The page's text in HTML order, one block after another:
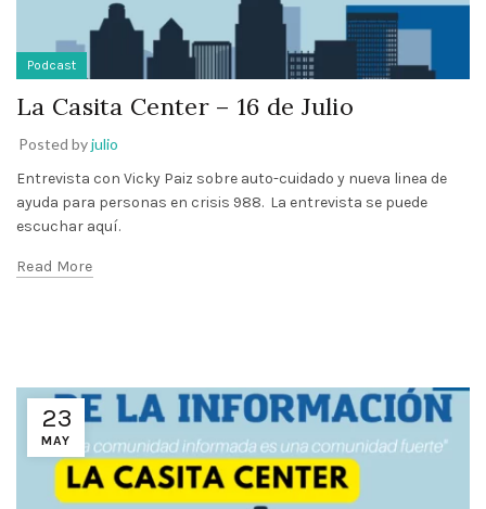
Podcast
La Casita Center – 16 de Julio
Posted byjulio
Entrevista con Vicky Paiz sobre auto-cuidado y nueva linea de
ayuda para personas en crisis 988. La entrevista se puede
escuchar aquí.
Read More
23
MAY